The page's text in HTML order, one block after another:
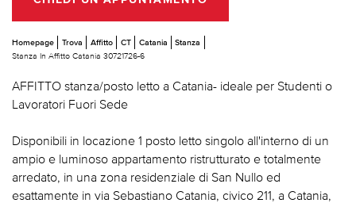
Homepage Trova Affitto CT Catania
Stanza
Stanza In Affitto Catania 30721726-6
AFFITTO stanza/posto letto a Catania- ideale per Studenti o
Lavoratori Fuori Sede
Disponibili in locazione 1 posto letto singolo all'interno di un
ampio e luminoso appartamento ristrutturato e totalmente
arredato, in una zona residenziale di San Nullo ed
esattamente in via Sebastiano Catania, civico 211, a Catania,